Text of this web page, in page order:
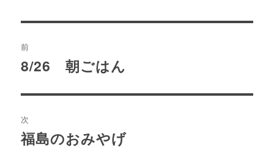
リ
稿
ビ
ゲ
前
前
投
稿:
8/26 朝ごはん
次
次
福島のおみやげ